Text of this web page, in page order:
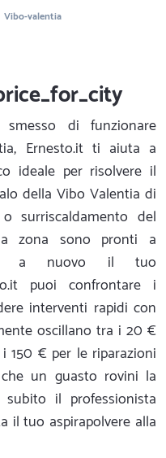
Vibo-valentia
di funzionare
Ernesto.it ti aiuta a
ideale per risolvere il
della Vibo Valentia di
surriscaldamento del
zona sono pronti a
a nuovo il tuo
puoi confrontare i
interventi rapidi con
oscillano tra i 20 €
150 € per le riparazioni
un guasto rovini la
il professionista
il tuo aspirapolvere alla